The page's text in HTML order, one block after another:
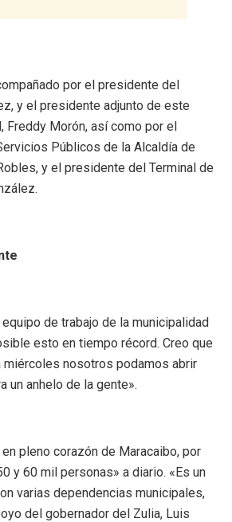
por el presidente del
y el presidente adjunto de este
Freddy Morón, así como por el
Públicos de la Alcaldía de
y el presidente del Terminal de
de trabajo de la municipalidad
esto en tiempo récord. Creo que
miércoles nosotros podamos abrir
un anhelo de la gente».
pleno corazón de Maracaibo, por
y 60 mil personas» a diario. «Es un
varias dependencias municipales,
del gobernador del Zulia, Luis